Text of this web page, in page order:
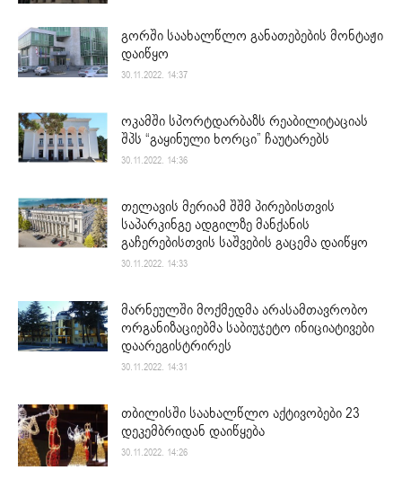
გორში საახალწლო განათებების მონტაჟი
დაიწყო
30.11.2022. 14:37
ოკამში სპორტდარბაზს რეაბილიტაციას
შპს “გაყინული ხორცი” ჩაუტარებს
30.11.2022. 14:36
თელავის მერიამ შშმ პირებისთვის
საპარკინგე ადგილზე მანქანის
გაჩერებისთვის საშვების გაცემა დაიწყო
30.11.2022. 14:33
მარნეულში მოქმედმა არასამთავრობო
ორგანიზაციებმა საბიუჯეტო ინიციატივები
დაარეგისტრირეს
30.11.2022. 14:31
თბილისში საახალწლო აქტივობები 23
დეკემბრიდან დაიწყება
30.11.2022. 14:26